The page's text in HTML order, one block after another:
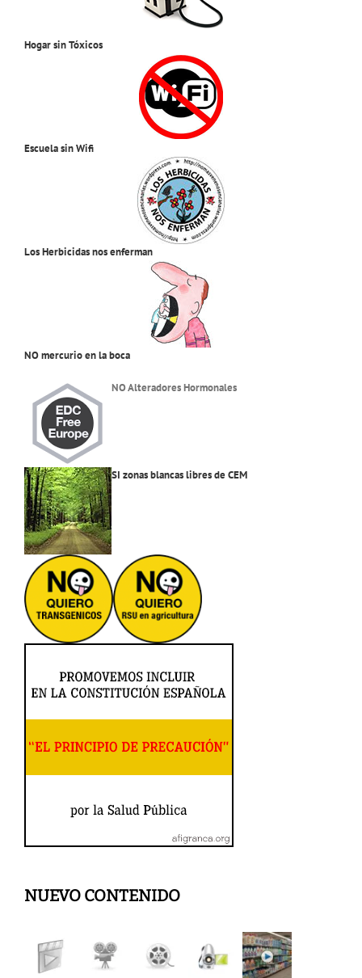
Hogar sin Tóxicos
Escuela sin Wifi
Los Herbicidas nos enferman
NO mercurio en la boca
NO Alteradores Hormonales
SI zonas blancas libres de CEM
NUEVO CONTENIDO